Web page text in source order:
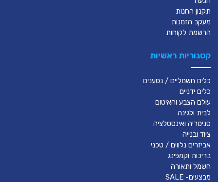
תקנון החנות
מעקב הזמנות
הרשמת לקוחות
קטגוריות ראשיות
כלים חשמליים / נטענים
כלים ידניים
עולם הצבע והאיטום
לבית ולגינה
סניטריה ואינסטלציה
ציוד ובנייה
אביזרים נלווים / טכני
בריכות וקמפינג
חשמל ותאורה
מבצעים- SALE